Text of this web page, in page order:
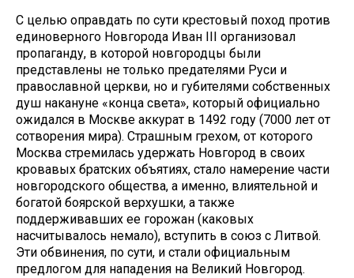
С целью оправдать по сути крестовый поход против
единоверного Новгорода Иван III организовал
пропаганду, в которой новгородцы были
представлены не только предателями Руси и
православной церкви, но и губителями собственных
душ накануне «конца света», который официально
ожидался в Москве аккурат в 1492 году (7000 лет от
сотворения мира). Страшным грехом, от которого
Москва стремилась удержать Новгород в своих
кровавых братских объятиях, стало намерение части
новгородского общества, а именно, влиятельной и
богатой боярской верхушки, а также
поддерживавших ее горожан (каковых
насчитывалось немало), вступить в союз с Литвой.
Эти обвинения, по сути, и стали официальным
предлогом для нападения на Великий Новгород.